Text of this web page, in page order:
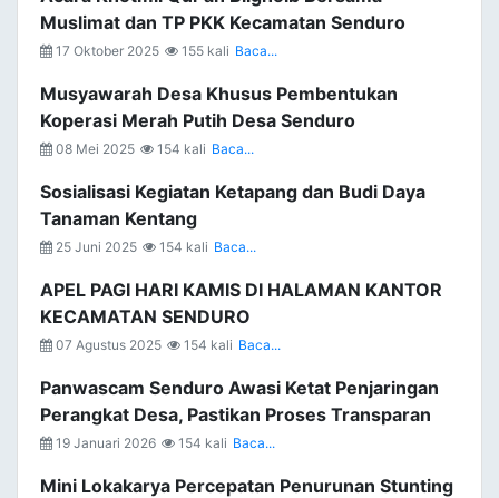
Muslimat dan TP PKK Kecamatan Senduro
17 Oktober 2025 155 kali Baca...
Musyawarah Desa Khusus Pembentukan
Koperasi Merah Putih Desa Senduro
08 Mei 2025 154 kali Baca...
Sosialisasi Kegiatan Ketapang dan Budi Daya
Tanaman Kentang
25 Juni 2025 154 kali Baca...
APEL PAGI HARI KAMIS DI HALAMAN KANTOR
KECAMATAN SENDURO
07 Agustus 2025 154 kali Baca...
Panwascam Senduro Awasi Ketat Penjaringan
Perangkat Desa, Pastikan Proses Transparan
19 Januari 2026 154 kali Baca...
Mini Lokakarya Percepatan Penurunan Stunting